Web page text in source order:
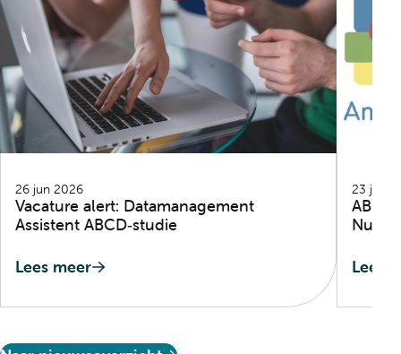
Vacature alert: Datamanagement
Assistent ABCD‑studie
26 jun 2026
Lees meer
Lees artikel 'Vacature alert: Datamanagement
Nu
23 jun
Lees
Lees